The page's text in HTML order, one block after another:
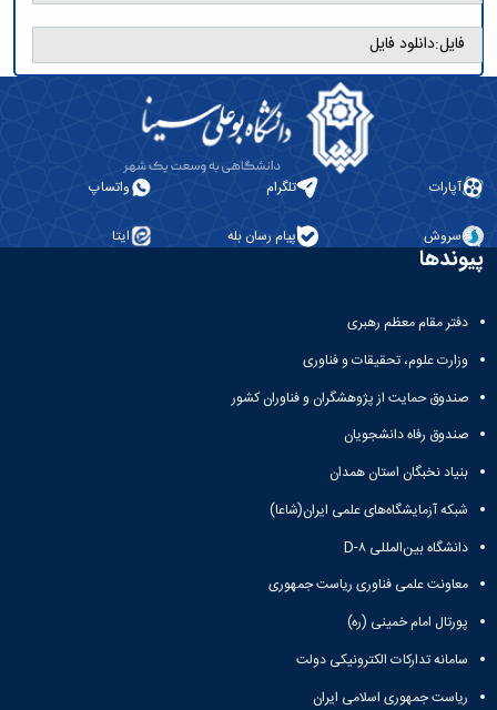
فایل:دانلود فایل
آپارات تلگرام واتساپ
سروش پیام رسان بله ایتا
پیوندها
دفتر مقام معظم رهبری
وزارت علوم، تحقیقات و فناوری
صندوق حمایت از پژوهشگران و فناوران کشور
صندوق رفاه دانشجویان
بنیاد نخبگان استان همدان
شبکه آزمایشگاه‌های علمی ایران(شاعا)
دانشگاه بین‌المللی D-۸
معاونت علمی فناوری ریاست جمهوری
پورتال امام خمینی (ره)
سامانه تدارکات الکترونیکی دولت
ریاست جمهوری اسلامی ایران